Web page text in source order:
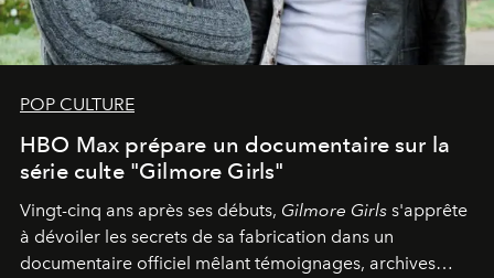
POP CULTURE
HBO Max prépare un documentaire sur la
série culte "Gilmore Girls"
Vingt-cinq ans après ses débuts, Gilmore Girls s'apprête
à dévoiler les secrets de sa fabrication dans un
documentaire officiel mêlant témoignages, archives